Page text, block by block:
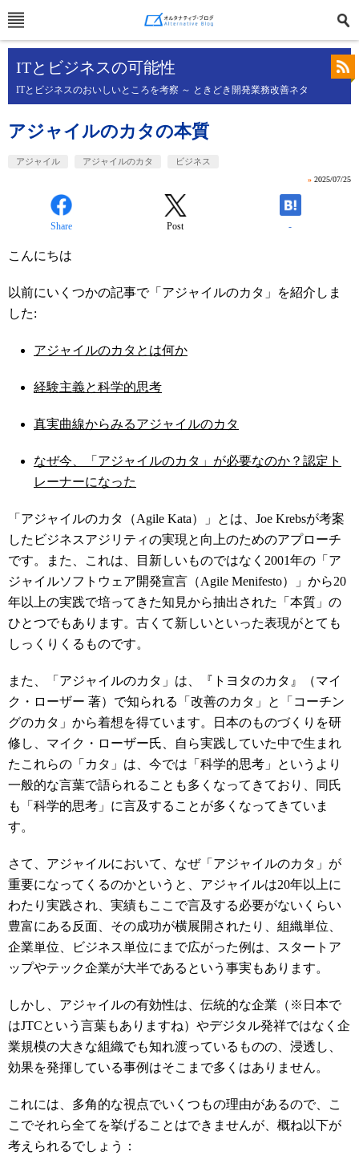
ITとビジネスの可能性
ITとビジネスのおいしいところを考察 ～ ときどき開発業務改善ネタ
アジャイルのカタの本質
アジャイル アジャイルのカタ ビジネス
» 2025/07/25
Share Post -
こんにちは
以前にいくつかの記事で「アジャイルのカタ」を紹介しま
した:
アジャイルのカタとは何か
経験主義と科学的思考
真実曲線からみるアジャイルのカタ
なぜ今、「アジャイルのカタ」が必要なのか？認定ト
レーナーになった
「アジャイルのカタ（Agile Kata）」とは、Joe Krebsが考案
したビジネスアジリティの実現と向上のためのアプローチ
です。また、これは、目新しいものではなく2001年の「ア
ジャイルソフトウェア開発宣言（Agile Menifesto）」から20
年以上の実践で培ってきた知見から抽出された「本質」の
ひとつでもあります。古くて新しいといった表現がとても
しっくりくるものです。
また、「アジャイルのカタ」は、『トヨタのカタ』（マイ
ク・ローザー 著）で知られる「改善のカタ」と「コーチン
グのカタ」から着想を得ています。日本のものづくりを研
修し、マイク・ローザー氏、自ら実践していた中で生まれ
たこれらの「カタ」は、今では「科学的思考」というより
一般的な言葉で語られることも多くなってきており、同氏
も「科学的思考」に言及することが多くなってきていま
す。
さて、アジャイルにおいて、なぜ「アジャイルのカタ」が
重要になってくるのかというと、アジャイルは20年以上に
わたり実践され、実績もここで言及する必要がないくらい
豊富にある反面、その成功が横展開されたり、組織単位、
企業単位、ビジネス単位にまで広がった例は、スタートア
ップやテック企業が大半であるという事実もあります。
しかし、アジャイルの有効性は、伝統的な企業（※日本で
はJTCという言葉もありますね）やデジタル発祥ではなく企
業規模の大きな組織でも知れ渡っているものの、浸透し、
効果を発揮している事例はそこまで多くはありません。
これには、多角的な視点でいくつもの理由があるので、こ
こでそれら全てを挙げることはできませんが、概ね以下が
考えられるでしょう：